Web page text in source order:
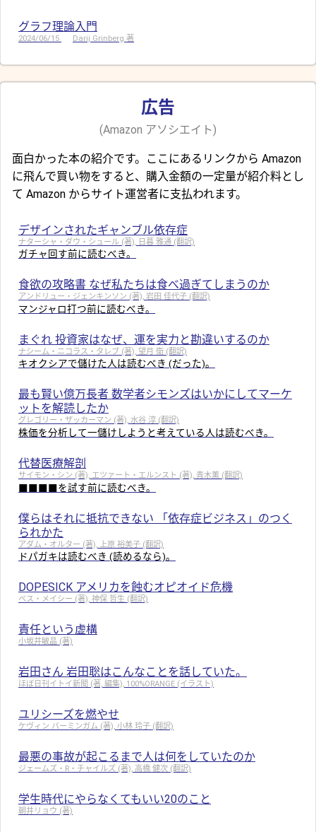
グラフ理論入門
2024/06/15 Darij Grinberg 著
広告
(Amazon アソシエイト)
面白かった本の紹介です。ここにあるリンクから Amazon
に飛んで買い物をすると、購入金額の一定量が紹介料とし
て Amazon からサイト運営者に支払われます。
デザインされたギャンブル依存症
ナターシャ・ダウ・シュール (著), 日暮 雅通 (翻訳)
ガチャ回す前に読むべき。
食欲の攻略書 なぜ私たちは食べ過ぎてしまうのか
アンドリュー・ジェンキンソン (著), 岩田 佳代子 (翻訳)
マンジャロ打つ前に読むべき。
まぐれ 投資家はなぜ、運を実力と勘違いするのか
ナシーム・ニコラス・タレブ (著), 望月 衛 (翻訳)
キオクシアで儲けた人は読むべき (だった)。
最も賢い億万長者 数学者シモンズはいかにしてマーケ
ットを解読したか
グレゴリー・ザッカーマン (著), 水谷 淳 (翻訳)
株価を分析して一儲けしようと考えている人は読むべき。
代替医療解剖
サイモン・シン (著), エツァート・エルンスト (著), 青木薫 (翻訳)
■■■■を試す前に読むべき。
僕らはそれに抵抗できない 「依存症ビジネス」のつく
られかた
アダム・オルター (著), 上原 裕美子 (翻訳)
ドパガキは読むべき (読めるなら)。
DOPESICK アメリカを蝕むオピオイド危機
ベス・メイシー (著), 神保 哲生 (翻訳)
責任という虚構
小坂井敏晶 (著)
岩田さん 岩田聡はこんなことを話していた。
ほぼ日刊イトイ新聞 (著, 編集), 100%ORANGE (イラスト)
ユリシーズを燃やせ
ケヴィン バーミンガム (著), 小林 玲子 (翻訳)
最悪の事故が起こるまで人は何をしていたのか
ジェームズ・R・チャイルズ (著), 高橋 健次 (翻訳)
学生時代にやらなくてもいい20のこと
朝井リョウ (著)